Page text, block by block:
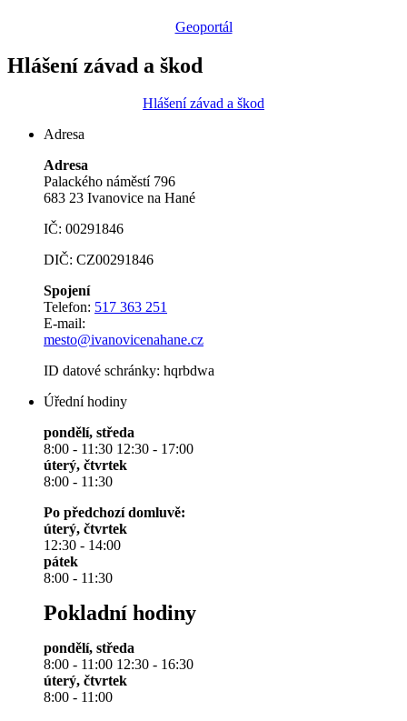
Geoportál
Hlášení závad a škod
Hlášení závad a škod
Adresa
Adresa
Palackého náměstí 796
683 23 Ivanovice na Hané
IČ: 00291846
DIČ: CZ00291846
Spojení
Telefon: 517 363 251
E-mail:
mesto@ivanovicenahane.cz
ID datové schránky: hqrbdwa
Úřední hodiny
pondělí, středa
8:00 - 11:30 12:30 - 17:00
úterý, čtvrtek
8:00 - 11:30
Po předchozí domluvě:
úterý, čtvrtek
12:30 - 14:00
pátek
8:00 - 11:30
Pokladní hodiny
pondělí, středa
8:00 - 11:00 12:30 - 16:30
úterý, čtvrtek
8:00 - 11:00